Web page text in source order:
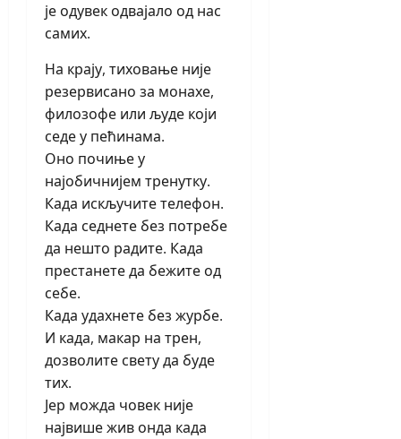
је одувек одвајало од нас
самих.
На крају, тиховање није
резервисано за монахе,
филозофе или људе који
седе у пећинама.
Оно почиње у
најобичнијем тренутку.
Када искључите телефон.
Када седнете без потребе
да нешто радите. Када
престанете да бежите од
себе.
Када удахнете без журбе.
И када, макар на трен,
дозволите свету да буде
тих.
Јер можда човек није
највише жив онда када